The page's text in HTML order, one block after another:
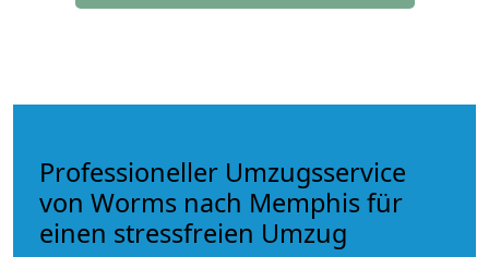
Professioneller Umzugsservice
von Worms nach Memphis für
einen stressfreien Umzug